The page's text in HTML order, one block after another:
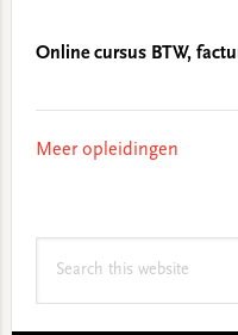
Online cursus BTW,
Meer opleidingen